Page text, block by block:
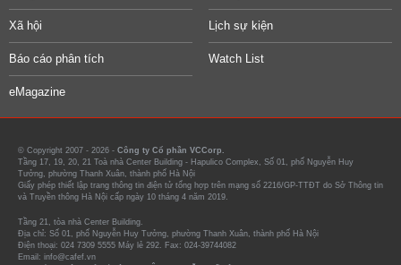
Xã hội Lịch sự kiện
Báo cáo phân tích Watch List
eMagazine
© Copyright 2007 - 2026 - Công ty Cổ phần VCCorp.
Tầng 17, 19, 20, 21 Toà nhà Center Building - Hapulico Complex, Số 01, phố Nguyễn Huy
Tưởng, phường Thanh Xuân, thành phố Hà Nội
Giấy phép thiết lập trang thông tin điện tử tổng hợp trên mạng số 2216/GP-TTĐT do Sở Thông tin
và Truyền thông Hà Nội cấp ngày 10 tháng 4 năm 2019.
Tầng 21, tòa nhà Center Building.
Địa chỉ: Số 01, phố Nguyễn Huy Tưởng, phường Thanh Xuân, thành phố Hà Nội
Điện thoại: 024 7309 5555 Máy lẻ 292. Fax: 024-39744082
Email: info@cafef.vn